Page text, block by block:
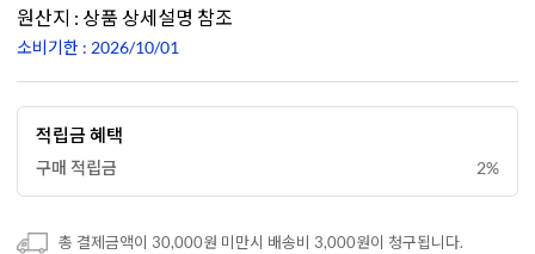
원산지 : 상품 상세설명 참조
소비기한 : 2026/10/01
적립금 혜택
구매 적립금 2%
총 결제금액이 30,000원 미만시 배송비 3,000원이 청구됩니다.